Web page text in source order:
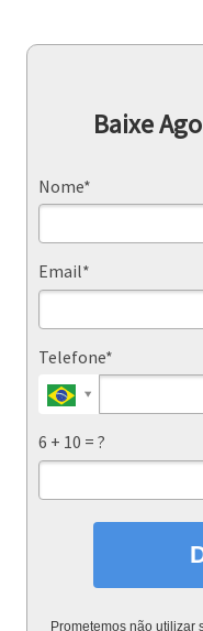
Baixe
Nome*
Email*
Telefone*
6 + 10 = ?
Prometemos não utilizar